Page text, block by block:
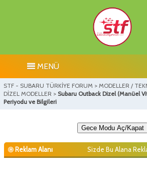
MENÜ
STF - SUBARU TÜRKİYE FORUM > MODELLER /
DİZEL MODELLER > Subaru Outback Dizel (Manüel
Periyodu ve Bilgileri
Gece Modu Aç/Kapat
Reklam Alanı Sizde Bu Alana